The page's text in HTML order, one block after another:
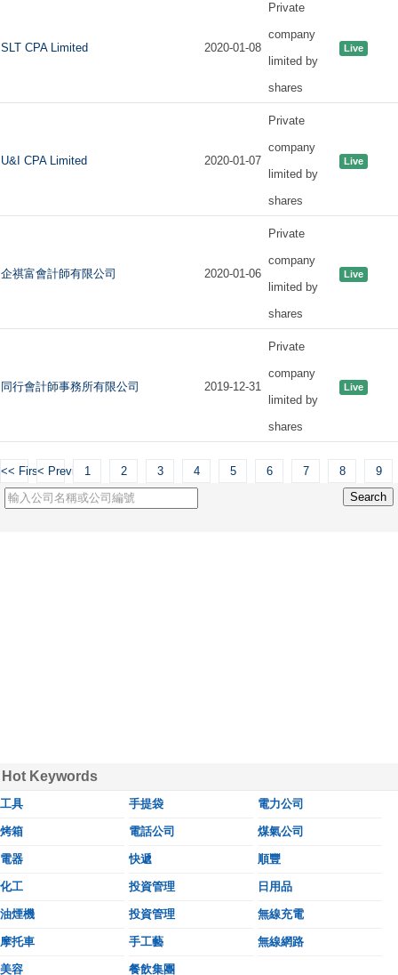
SLT CPA Limited 2020-01-08
Private
company
limited by
shares
Live
U&I CPA Limited 2020-01-07
Private
company
limited by
shares
Live
企祺富會計師有限公司 2020-01-06
Private
company
limited by
shares
Live
同行會計師事務所有限公司 2019-12-31
Private
company
limited by
shares
Live
<< First< Previous1 2 3 4 5 6 7 8 9
Hot Keywords
工具 手提袋 電力公司
烤箱 電話公司 煤氣公司
電器 快遞 順豐
化工 投資管理 日用品
油煙機 投資管理 無線充電
摩托車 手工藝 無線網路
美容 餐飲集團